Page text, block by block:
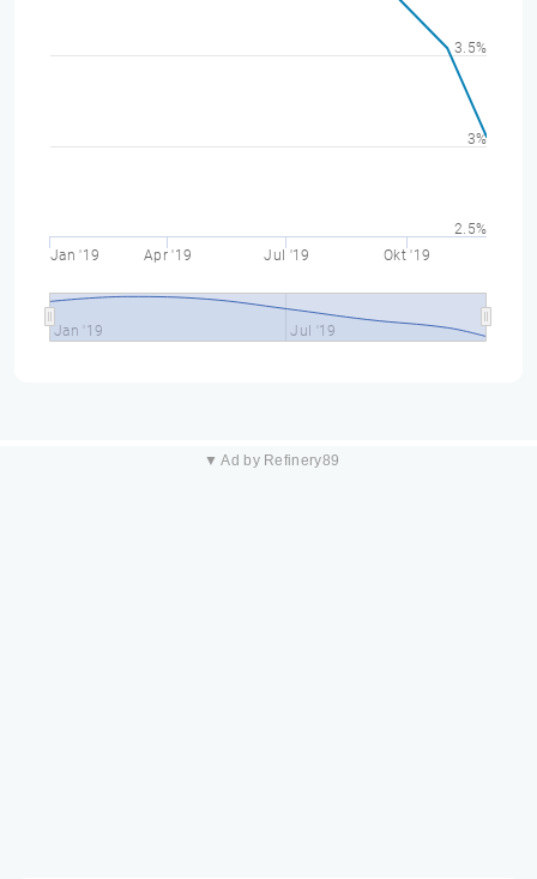
Jan '19 Apr '19 Jul '19 Okt '19
Jan '19 Jul '19
3%
3.5%
2.5%
▼ Ad by Refinery89